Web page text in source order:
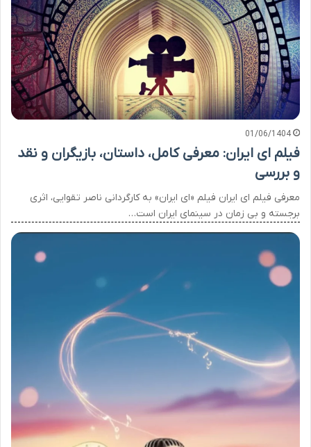
01/06/1404
فیلم ای ایران: معرفی کامل، داستان، بازیگران و نقد
و بررسی
معرفی فیلم ای ایران فیلم «ای ایران» به کارگردانی ناصر تقوایی، اثری
برجسته و بی زمان در سینمای ایران است…